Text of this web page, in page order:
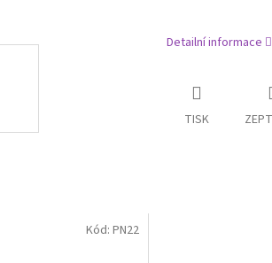
Detailní informace
TISK
Kód: PN22